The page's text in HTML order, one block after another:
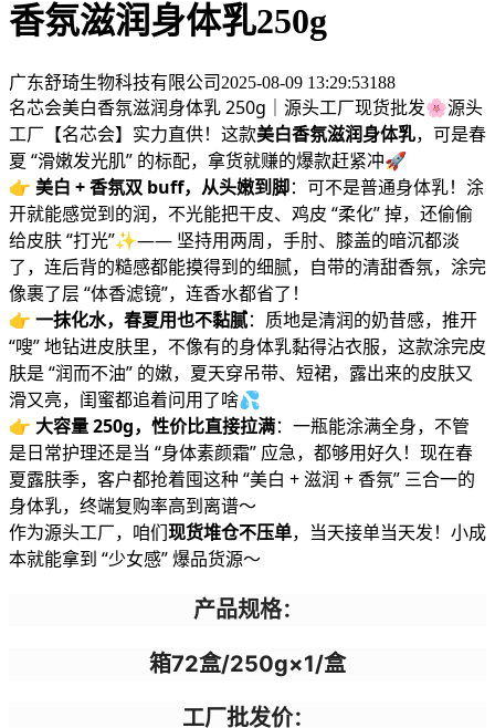
香氛滋润身体乳250g
广东舒琦生物科技有限公司 2025-08-09 13:29:53188
名芯会美白香氛滋润身体乳 250g｜源头工厂现货批发🌸源头
工厂【名芯会】实力直供！这款美白香氛滋润身体乳，可是春
夏 “滑嫩发光肌” 的标配，拿货就赚的爆款赶紧冲🚀
👉 美白 + 香氛双 buff，从头嫩到脚：可不是普通身体乳！涂
开就能感觉到的润，不光能把干皮、鸡皮 “柔化” 掉，还偷偷
给皮肤 “打光”✨—— 坚持用两周，手肘、膝盖的暗沉都淡
了，连后背的糙感都能摸得到的细腻，自带的清甜香氛，涂完
像裹了层 “体香滤镜”，连香水都省了！
👉 一抹化水，春夏用也不黏腻：质地是清润的奶昔感，推开
“嗖” 地钻进皮肤里，不像有的身体乳黏得沾衣服，这款涂完皮
肤是 “润而不油” 的嫩，夏天穿吊带、短裙，露出来的皮肤又
滑又亮，闺蜜都追着问用了啥💦
👉 大容量 250g，性价比直接拉满：一瓶能涂满全身，不管
是日常护理还是当 “身体素颜霜” 应急，都够用好久！现在春
夏露肤季，客户都抢着囤这种 “美白 + 滋润 + 香氛” 三合一的
身体乳，终端复购率高到离谱～
作为源头工厂，咱们现货堆仓不压单，当天接单当天发！小成
本就能拿到 “少女感” 爆品货源～
产品规格：
箱72盒/250g×1/盒
工厂批发价：